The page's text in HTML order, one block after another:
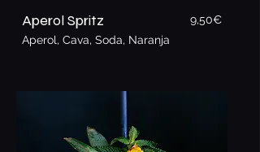
Aperol Spritz
9,50€
Aperol, Cava, Soda, Naranja